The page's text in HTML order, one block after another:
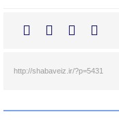
http://shabaveiz.ir/?p=5431